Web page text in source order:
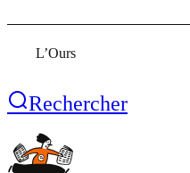
L’Ours
Rechercher